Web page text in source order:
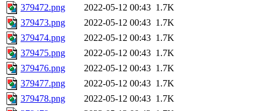
379472.png
2022-05-12 00:43 1.7K
379473.png
2022-05-12 00:43 1.7K
379474.png
2022-05-12 00:43 1.7K
379475.png
2022-05-12 00:43 1.7K
379476.png
2022-05-12 00:43 1.7K
379477.png
2022-05-12 00:43 1.7K
379478.png
2022-05-12 00:43 1.7K